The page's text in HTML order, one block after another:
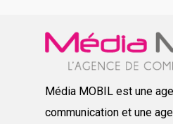
Média MOBIL est une
communication et une